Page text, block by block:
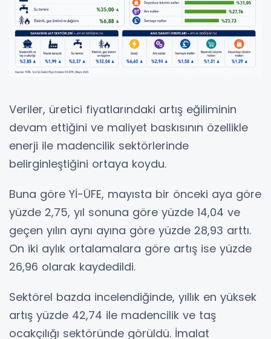
Veriler, üretici fiyatlarındaki artış eğiliminin
devam ettiğini ve maliyet baskısının özellikle
enerji ile madencilik sektörlerinde
belirginleştiğini ortaya koydu.
Buna göre Yİ-ÜFE, mayısta bir önceki aya göre
yüzde 2,75, yıl sonuna göre yüzde 14,04 ve
geçen yılın aynı ayına göre yüzde 28,93 arttı.
On iki aylık ortalamalara göre artış ise yüzde
26,96 olarak kaydedildi.
Sektörel bazda incelendiğinde, yıllık en yüksek
artış yüzde 42,74 ile madencilik ve taş
ocakçılığı sektöründe görüldü. İmalat